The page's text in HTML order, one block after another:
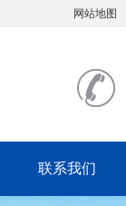
网站地图
联系我们